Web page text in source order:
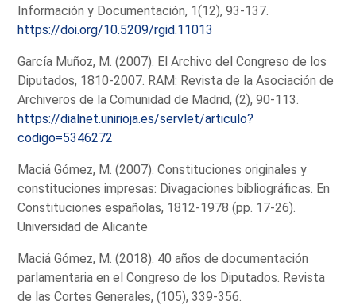
Información y Documentación, 1(12), 93-137.
https://doi.org/10.5209/rgid.11013
García Muñoz, M. (2007). El Archivo del Congreso de los
Diputados, 1810-2007. RAM: Revista de la Asociación de
Archiveros de la Comunidad de Madrid, (2), 90-113.
https://dialnet.unirioja.es/servlet/articulo?
codigo=5346272
Maciá Gómez, M. (2007). Constituciones originales y
constituciones impresas: Divagaciones bibliográficas. En
Constituciones españolas, 1812-1978 (pp. 17-26).
Universidad de Alicante
Maciá Gómez, M. (2018). 40 años de documentación
parlamentaria en el Congreso de los Diputados. Revista
de las Cortes Generales, (105), 339-356.